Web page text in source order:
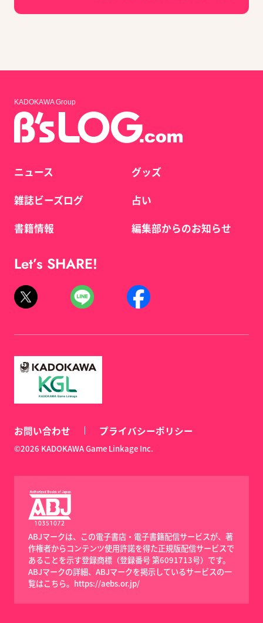
KADOKAWA Group
ニュース
雑誌ビーズログ
書籍情報
グッズ
占い
編集部からのお知らせ
Let’s SHARE!
お問い合わせ プライバシーポリシー
©2026 KADOKAWA Game Linkage Inc.
ABJマークは、この電子書店・電子書籍配信サービスが、著
作権者からコンテンツ使用許諾を得た正規版配信サービスで
あることを示す登録商標（登録番号 第6091713号）です。
ABJマークの詳細、ABJマークを掲示しているサービスの一
覧はこちら。 https://aebs.or.jp/